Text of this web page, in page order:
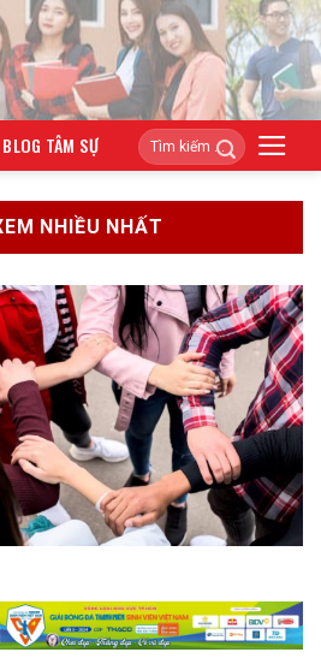
BLOG TÂM SỰ
NHIỀU NHẤT